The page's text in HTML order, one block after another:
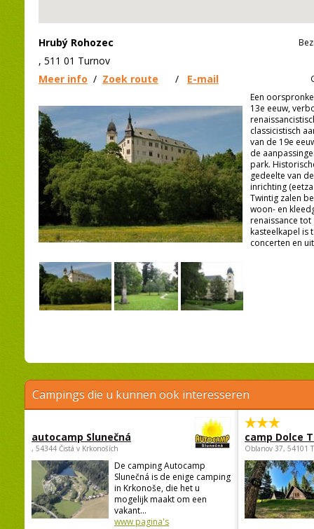
Hrubý Rohozec
, 511 01 Turnov
Meer info / Zoek route / E-mail
Een
13e eeuw,
classicistisch
van de 19e
de
park.
gedeelte van
inrichting
Twintig zalen
woon- en
renaissance tot
kasteelkapel is
concerten en
Campings die u kunnen ook interesseren
autocamp Slunečná
, 54344 Čistá v Krkonoších
De camping Autocamp
Slunečná is de enige camping
in Krkonoše, die het u
mogelijk maakt om een
vakant...
www pagina's
camp Dolce
Oblanov 37, 54101